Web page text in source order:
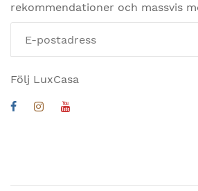
rekommendationer och massvis
Följ LuxCasa